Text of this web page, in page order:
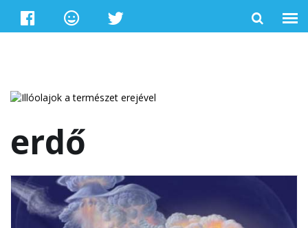
erdő